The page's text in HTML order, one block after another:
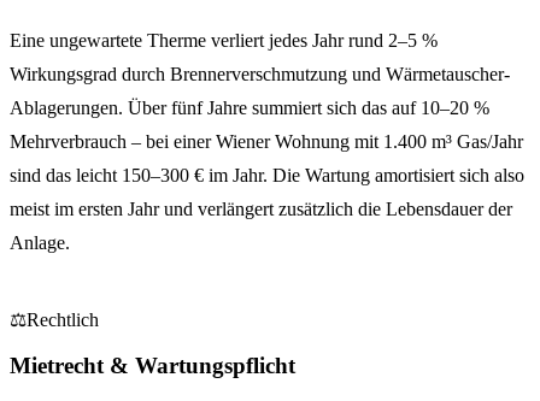
Eine ungewartete Therme verliert jedes Jahr rund 2–5 %
Wirkungsgrad durch Brennerverschmutzung und Wärmetauscher-
Ablagerungen. Über fünf Jahre summiert sich das auf 10–20 %
Mehrverbrauch – bei einer Wiener Wohnung mit 1.400 m³ Gas/Jahr
sind das leicht 150–300 € im Jahr. Die Wartung amortisiert sich also
meist im ersten Jahr und verlängert zusätzlich die Lebensdauer der
Anlage.
⚖Rechtlich
Mietrecht & Wartungspflicht